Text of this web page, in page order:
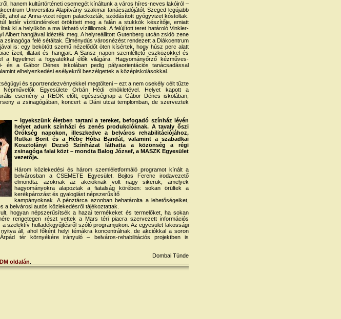
hanem kultúrtörténeti csemegét kínáltunk a város híres-neves lakóiról –
Universitas Alapítvány szakmai tanácsadójától. Szeged legújabb
ahol az Anna-vizet régen palackozták, szódásított gyógyvizet kóstoltak.
ledér vízitündéreket örökített meg a falán a stukkók készítője, emiatt
ki a helyükön a ma látható vízililiomok. A felújított teret határoló Vinkler-
Albert hangjával idézték meg. A helyreállított Gutenberg utcán zsidó zene
zsinagóga felé sétáltak. Élménydús városnézést rendezett a Diákcentrum
is: egy bekötött szemű nézelődőt öten kísértek, hogy húsz perc alatt
ízeit, illatait és hangjait. A Sansz napon szemléltető eszközökkel és
a figyelmet a fogyatékkal élők világára. Hagyományőrző kézműves-
és a Gábor Dénes iskolában pedig pályaorientációs tanácsadással
elhelyezkedési esélyekről beszélgettek a középiskolásokkal.
és sportrendezvényekkel megtölteni – ezt a nem csekély célt tűzte
Egyesülete Orbán Hédi elnökletével. Helyet kapott a
esemény a REÖK előtt, egészségnap a Gábor Dénes iskolában,
a zsinagógában, koncert a Dáni utcai templomban, de szerveztek
– Igyekszünk életben tartani a tereket, befogadó színház lévén
helyet adunk színházi és zenés produkcióknak. A tavaly őszi
Örökség napokon, illeszkedve a belváros rehabilitációjához,
Rutkai Borit és a Hébe Hóba Bandát, valamint a szabadkai
Kosztolányi Dezső Színházat láthatta a közönség a régi
zsinagóga falai közt – mondta Balog József, a MASZK Egyesület
vezetője.
Három közlekedési és három szemléletformáló programot kínált a
belvárosban a CSEMETE Egyesület. Bojtos Ferenc irodavezető
elmondta: azoknak az akcióknak volt nagy sikerük, amelyek
hagyományokra alapoztak a fiatalság körében: sokan örültek a
kerékpározást és gyaloglást népszerűsítő
kampányoknak. A pénztárca azonban behatárolta a lehetőségeiket,
a belvárosi autós közlekedésről tájékoztattak.
hogyan népszerűsítsék a hazai termékeket és termelőket, ha sokan
rengetegen részt vettek a Mars téri piacra szervezett információs
szelektív hulladékgyűjtésről szóló programjukon. Az egyesület lakossági
áll, ahol főként helyi témákra koncentrálnak, de akciókkal a soron
tér környékére irányuló – belváros-rehabilitációs projektben is
Dombai Tünde
oldalán